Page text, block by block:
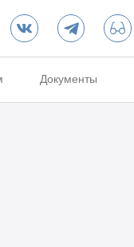
Документы